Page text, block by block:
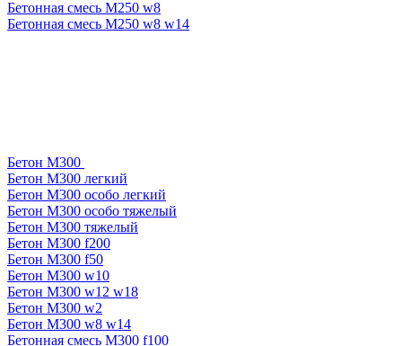
Бетонная смесь М250 w8
Бетонная смесь М250 w8 w14
Бетон М300
Бетон М300 легкий
Бетон М300 особо легкий
Бетон М300 особо тяжелый
Бетон М300 тяжелый
Бетон М300 f200
Бетон М300 f50
Бетон М300 w10
Бетон М300 w12 w18
Бетон М300 w2
Бетон М300 w8 w14
Бетонная смесь М300 f100